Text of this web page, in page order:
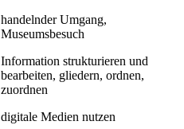
handelnder Umgang,
Museumsbesuch
Information strukturieren und
bearbeiten, gliedern, ordnen,
zuordnen
digitale Medien nutzen